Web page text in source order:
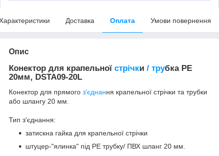
Доставка Оплата Умови повернення
Опис
Конектор для крапельної стрічки / трубка PE
20мм, DSTA09-20L
Конектор для прямого з'єднання крапельної стрічки та трубки
або шлангу 20 мм.
Тип з'єднання:
затискна гайка для крапельної стрічки
штуцер-"ялинка" під РЕ трубку/ ПВХ шланг 20 мм.